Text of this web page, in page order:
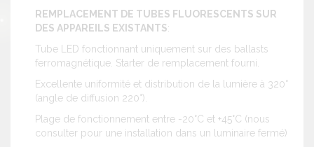
REMPLACEMENT DE TUBES FLUORESCENTS SUR
DES APPAREILS EXISTANTS:
Tube LED fonctionnant uniquement sur des ballasts
ferromagnétique. Starter de remplacement fourni.
Excellente uniformité et distribution de la lumière à 320°
(angle de diffusion 220°).
Plage de fonctionnement entre -20°C et +45°C (nous
consulter pour une installation dans un luminaire fermé)